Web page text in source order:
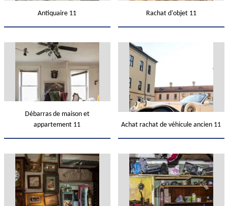
Antiquaire 11 Rachat d'objet 11
Débarras de maison et
appartement 11
Achat rachat de véhicule ancien 11